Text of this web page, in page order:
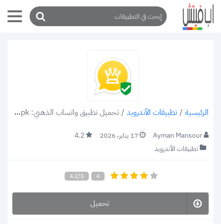
الرئيسية / تطبيقات الأندرويد / تحميل تطبيق واتساب الذهبي: WhatsApp Gold v2.22.2.73 apk للهواتف الأندرويد 2022 (رابط مباشر)
Ayman Mansour 17 يناير، 2026
4.2
تطبيقات الأندرويد
4.2/5 4
تحميل